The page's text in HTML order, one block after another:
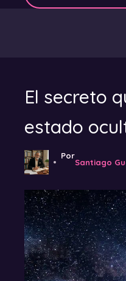
El secreto
estado
Por
Santiago